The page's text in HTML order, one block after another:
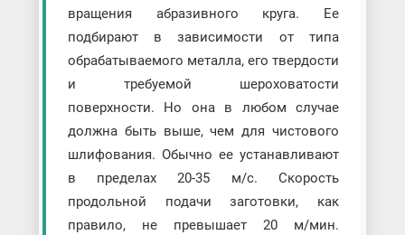
вращения абразивного круга. Ее
подбирают в зависимости от типа
обрабатываемого металла, его твердости
и требуемой шероховатости
поверхности. Но она в любом случае
должна быть выше, чем для чистового
шлифования. Обычно ее устанавливают
в пределах 20-35 м/с. Скорость
продольной подачи заготовки, как
правило, не превышает 20 м/мин.